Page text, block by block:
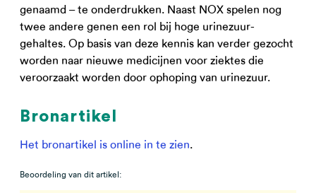
genaamd – te onderdrukken. Naast NOX spelen nog
twee andere genen een rol bij hoge urinezuur-
gehaltes. Op basis van deze kennis kan verder gezocht
worden naar nieuwe medicijnen voor ziektes die
veroorzaakt worden door ophoping van urinezuur.
Bronartikel
Het bronartikel is online in te zien.
Beoordeling van dit artikel: